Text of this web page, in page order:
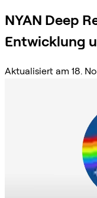
NYAN Deep
Entwicklung
Aktualisiert am 18.